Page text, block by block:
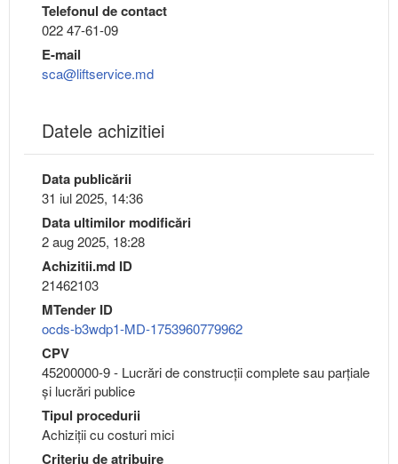
Telefonul de contact
022 47-61-09
E-mail
sca@liftservice.md
Datele achizitiei
Data publicării
31 iul 2025, 14:36
Data ultimilor modificări
2 aug 2025, 18:28
Achizitii.md ID
21462103
MTender ID
ocds-b3wdp1-MD-1753960779962
CPV
45200000-9 - Lucrări de construcţii complete sau parţiale
şi lucrări publice
Tipul procedurii
Achiziții cu costuri mici
Criteriu de atribuire